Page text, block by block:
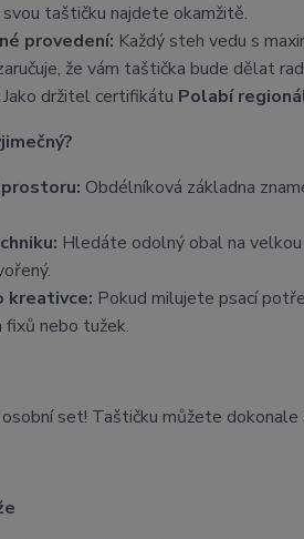
taštičku najdete okamžitě.
provedení: Každý steh vedu s
že vám taštička bude dělat
Jako držitel certifikátu Polabí
Obdélníková základna
Hledáte odolný obal na
kreativce: Pokud milujete psací
fixů nebo tužek.
set! Taštičku můžete